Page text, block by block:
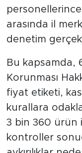
arasında il
denetim
Bu kapsamda,
Korunması
fiyat etiketi,
kurallara
3 bin 360 ürün
kontroller